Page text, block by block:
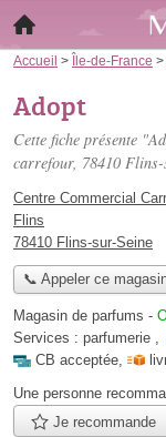
Accueil > Île-de-France >
Adopt
Cette fiche présente
carrefour, 78410 Flins-
Centre Commercial
Flins
78410 Flins-sur-Seine
📞 Appeler ce
Magasin de parfums -
Services : parfumerie ,
CB acceptée,
Une personne
Je recommande